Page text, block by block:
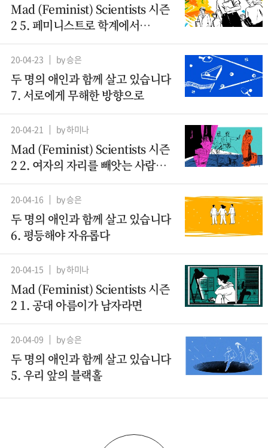
Mad (Feminist) Scientists 시즌
2 5. 페미니스트로 학계에서
살아남기
20-04-23 by 승은
두 명의 애인과 함께 살고 있습니다
7. 서로에게 무해한 방향으로
20-04-21 by 하미나
Mad (Feminist) Scientists 시즌
2 2. 여자의 자리를 빼앗는 사람들 -
산파
20-04-16 by 승은
두 명의 애인과 함께 살고 있습니다
6. 평등해야 자유롭다
20-04-15 by 하미나
Mad (Feminist) Scientists 시즌
2 1. 공대 아름이가 남자라면
20-04-09 by 승은
두 명의 애인과 함께 살고 있습니다
5. 우리 앞의 블랙홀